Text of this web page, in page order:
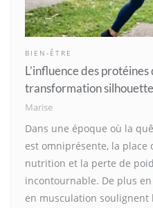
BIEN-ÊTRE
L’influence des
transformation silhouette
Marise
Dans une époque où la
est omniprésente, la place
nutrition et la perte de
incontournable. De plus
en musculation soulignent